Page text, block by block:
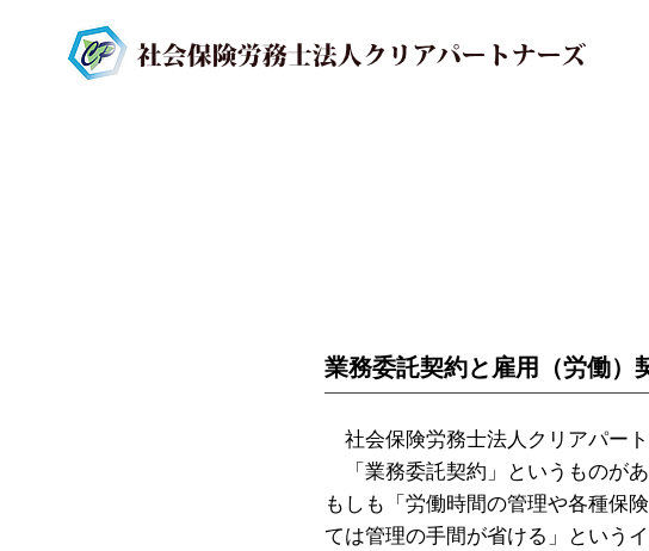
業務委託契約と雇用（労働）
社会保険労務士法人クリアパー
「業務委託契約」というものが
もしも「労働時間の管理や各種保
ては管理の手間が省ける」という